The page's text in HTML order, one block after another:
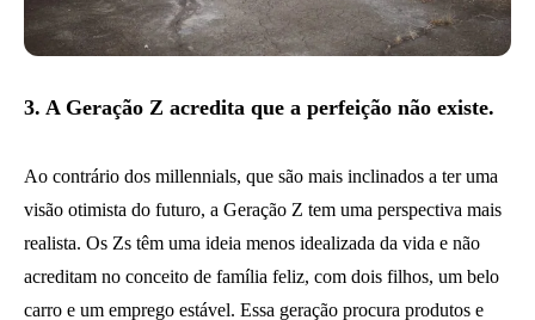
3. A Geração Z acredita que a perfeição não existe.
Ao contrário dos millennials, que são mais inclinados a ter uma
visão otimista do futuro, a Geração Z tem uma perspectiva mais
realista. Os Zs têm uma ideia menos idealizada da vida e não
acreditam no conceito de família feliz, com dois filhos, um belo
carro e um emprego estável. Essa geração procura produtos e